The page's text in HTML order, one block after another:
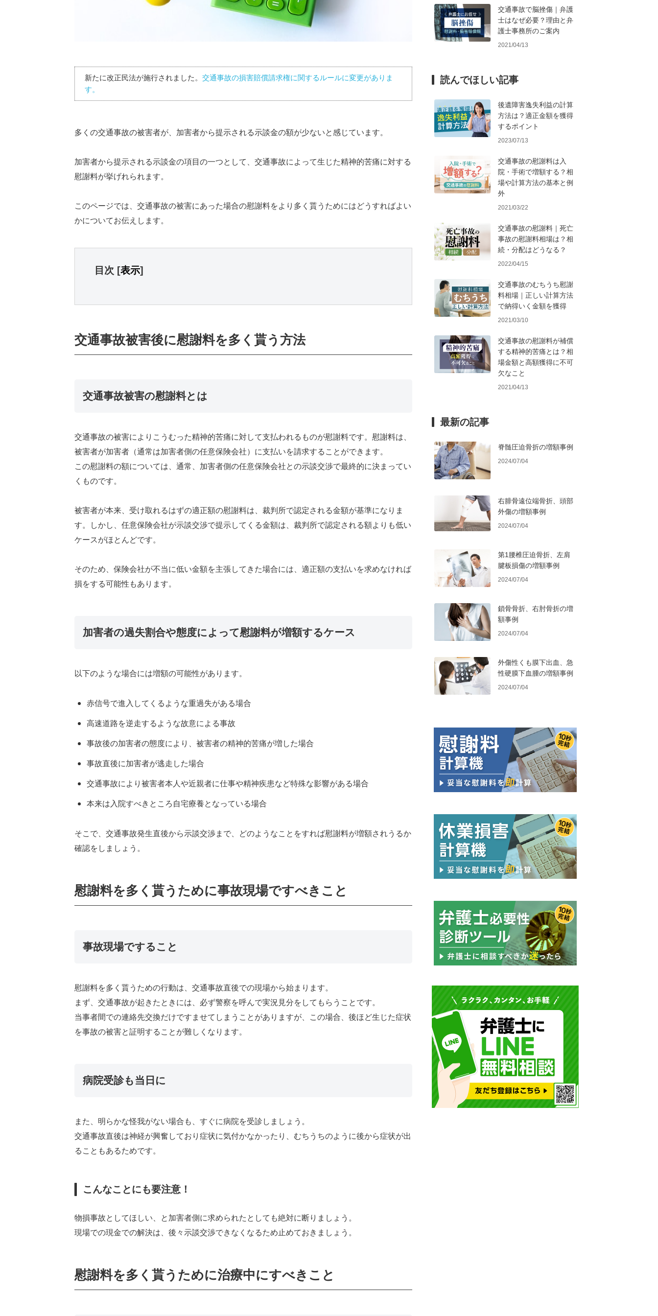
新たに改正民法が施行されました。 交通事故の損害賠償請求権に関するルールに変更がありま
す。
多くの交通事故の被害者が、加害者から提示される示談金の額が少ないと感じています。
加害者から提示される示談金の項目の一つとして、交通事故によって生じた精神的苦痛に対する
慰謝料が挙げれられます。
このページでは、交通事故の被害にあった場合の慰謝料をより多く貰うためにはどうすればよい
かについてお伝えします。
目次 [表示]
交通事故被害後に慰謝料を多く貰う方法
交通事故被害の慰謝料とは
交通事故の被害によりこうむった精神的苦痛に対して支払われるものが慰謝料です。慰謝料は、
被害者が加害者（通常は加害者側の任意保険会社）に支払いを請求することができます。
この慰謝料の額については、通常、加害者側の任意保険会社との示談交渉で最終的に決まってい
くものです。
被害者が本来、受け取れるはずの適正額の慰謝料は、裁判所で認定される金額が基準になりま
す。しかし、任意保険会社が示談交渉で提示してくる金額は、裁判所で認定される額よりも低い
ケースがほとんどです。
そのため、保険会社が不当に低い金額を主張してきた場合には、適正額の支払いを求めなければ
損をする可能性もあります。
加害者の過失割合や態度によって慰謝料が増額するケース
以下のような場合には増額の可能性があります。
赤信号で進入してくるような重過失がある場合
高速道路を逆走するような故意による事故
事故後の加害者の態度により、被害者の精神的苦痛が増した場合
事故直後に加害者が逃走した場合
交通事故により被害者本人や近親者に仕事や精神疾患など特殊な影響がある場合
本来は入院すべきところ自宅療養となっている場合
そこで、交通事故発生直後から示談交渉まで、どのようなことをすれば慰謝料が増額されうるか
確認をしましょう。
慰謝料を多く貰うために事故現場ですべきこと
事故現場ですること
慰謝料を多く貰うための行動は、交通事故直後での現場から始まります。
まず、交通事故が起きたときには、必ず警察を呼んで実況見分をしてもらうことです。
当事者間での連絡先交換だけですませてしまうことがありますが、この場合、後ほど生じた症状
を事故の被害と証明することが難しくなります。
病院受診も当日に
また、明らかな怪我がない場合も、すぐに病院を受診しましょう。
交通事故直後は神経が興奮しており症状に気付かなかったり、むちうちのように後から症状が出
ることもあるためです。
こんなことにも要注意！
物損事故としてほしい、と加害者側に求められたとしても絶対に断りましょう。
現場での現金での解決は、後々示談交渉できなくなるため止めておきましょう。
慰謝料を多く貰うために治療中にすべきこと
交通事故で脳挫傷｜弁護
士はなぜ必要？理由と弁
護士事務所のご案内
2021/04/13
読んでほしい記事
後遺障害逸失利益の計算
方法は？適正金額を獲得
するポイント
2023/07/13
交通事故の慰謝料は入
院・手術で増額する？相
場や計算方法の基本と例
外
2021/03/22
交通事故の慰謝料｜死亡
事故の慰謝料相場は？相
続・分配はどうなる？
2022/04/15
交通事故のむちうち慰謝
料相場｜正しい計算方法
で納得いく金額を獲得
2021/03/10
交通事故の慰謝料が補償
する精神的苦痛とは？相
場金額と高額獲得に不可
欠なこと
2021/04/13
最新の記事
脊髄圧迫骨折の増額事例
2024/07/04
右腓骨遠位端骨折、頭部
外傷の増額事例
2024/07/04
第1腰椎圧迫骨折、左肩
腱板損傷の増額事例
2024/07/04
鎖骨骨折、右肘骨折の増
額事例
2024/07/04
外傷性くも膜下出血、急
性硬膜下血腫の増額事例
2024/07/04